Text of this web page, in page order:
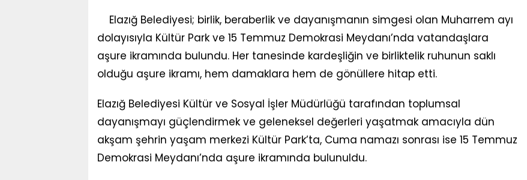
Elazığ Belediyesi; birlik, beraberlik ve dayanışmanın simgesi olan Muharrem ayı
dolayısıyla Kültür Park ve 15 Temmuz Demokrasi Meydanı’nda vatandaşlara
aşure ikramında bulundu. Her tanesinde kardeşliğin ve birliktelik ruhunun saklı
olduğu aşure ikramı, hem damaklara hem de gönüllere hitap etti.
Elazığ Belediyesi Kültür ve Sosyal İşler Müdürlüğü tarafından toplumsal
dayanışmayı güçlendirmek ve geleneksel değerleri yaşatmak amacıyla dün
akşam şehrin yaşam merkezi Kültür Park’ta, Cuma namazı sonrası ise 15 Temmuz
Demokrasi Meydanı’nda aşure ikramında bulunuldu.